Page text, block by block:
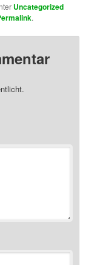
Uncategorized
.